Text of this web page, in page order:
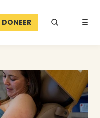
DONEER